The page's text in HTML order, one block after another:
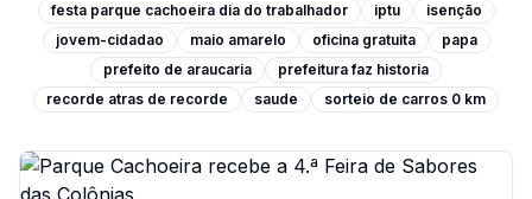
festa parque cachoeira dia do trabalhador
iptu
isenção
jovem-cidadao
maio amarelo oficina gratuita
papa
prefeito de araucaria
prefeitura faz historia
recorde atras de recorde
saude sorteio de carros 0 km